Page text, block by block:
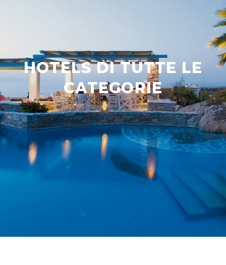
HOTELS DI TUTTE LE
CATEGORIE